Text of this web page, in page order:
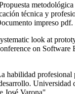
metodológica
técnica y
impreso pdf.
look at
on Software
habilidad profesional
Universidad
José Varona".